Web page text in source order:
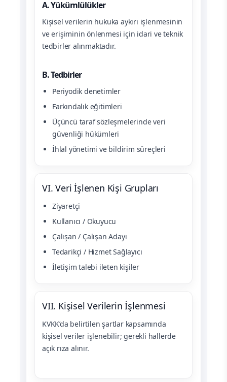
A. Yükümlülükler
Kişisel verilerin hukuka aykırı işlenmesinin
ve erişiminin önlenmesi için idari ve teknik
tedbirler alınmaktadır.
B. Tedbirler
Periyodik denetimler
Farkındalık eğitimleri
Üçüncü taraf sözleşmelerinde veri
güvenliği hükümleri
İhlal yönetimi ve bildirim süreçleri
VI. Veri İşlenen Kişi Grupları
Ziyaretçi
Kullanıcı / Okuyucu
Çalışan / Çalışan Adayı
Tedarikçi / Hizmet Sağlayıcı
İletişim talebi ileten kişiler
VII. Kişisel Verilerin İşlenmesi
KVKK’da belirtilen şartlar kapsamında
kişisel veriler işlenebilir; gerekli hallerde
açık rıza alınır.